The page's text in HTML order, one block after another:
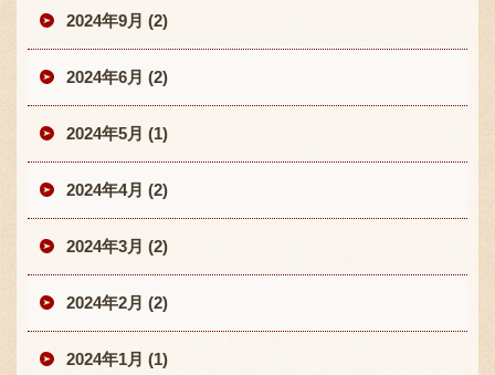
2024年9月 (2)
2024年6月 (2)
2024年5月 (1)
2024年4月 (2)
2024年3月 (2)
2024年2月 (2)
2024年1月 (1)